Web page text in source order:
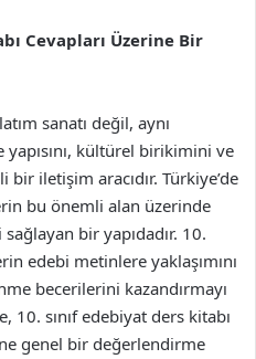
Cevapları Üzerine Bir
sanatı değil, aynı
kültürel birikimini ve
iletişim aracıdır. Türkiye’de
bu önemli alan üzerinde
bir yapıdadır. 10.
edebi metinlere yaklaşımını
becerilerini kazandırmayı
10. sınıf edebiyat ders kitabı
genel bir değerlendirme